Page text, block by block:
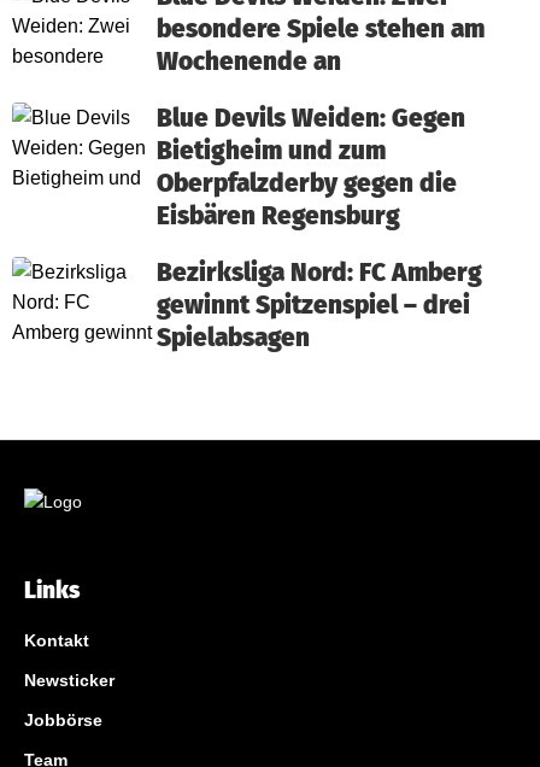
besondere Spiele stehen am
Wochenende an
Blue Devils Weiden: Gegen
Bietigheim und zum
Oberpfalzderby gegen die
Eisbären Regensburg
Bezirksliga Nord: FC Amberg
gewinnt Spitzenspiel – drei
Spielabsagen
Links
Kontakt
Newsticker
Jobbörse
Team